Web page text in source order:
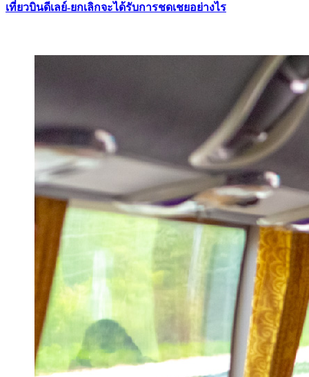
เที่ยวบินดีเลย์-ยกเลิกจะได้รับการชดเชยอย่างไร